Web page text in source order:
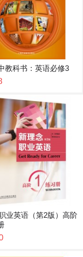
教科书：英语必修3
业英语（第2版）高阶